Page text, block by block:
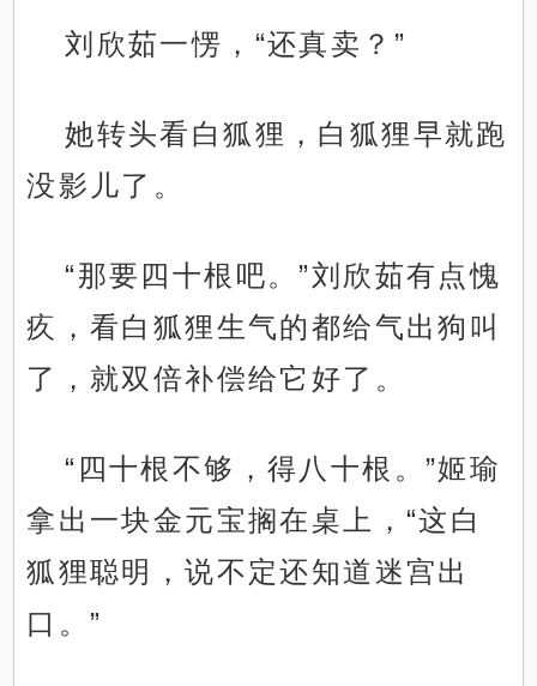
刘欣茹一愣，“还真卖？”
她转头看白狐狸，白狐狸早就跑
没影儿了。
“那要四十根吧。”刘欣茹有点愧
疚，看白狐狸生气的都给气出狗叫
了，就双倍补偿给它好了。
“四十根不够，得八十根。”姬瑜
拿出一块金元宝搁在桌上，“这白
狐狸聪明，说不定还知道迷宫出
口。”